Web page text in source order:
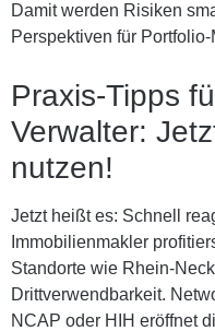
Damit werden Risiken
Perspektiven für
Praxis-Tipps
Verwalter:
nutzen!
Jetzt heißt es: Schnell
Immobilienmakler
Standorte wie Rhein-
Drittverwendbarkeit.
NCAP oder HIH eröffnet